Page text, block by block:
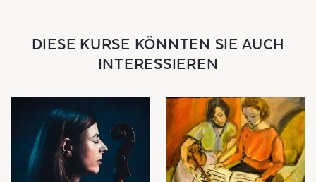
DIESE KURSE KÖNNTEN SIE AUCH
INTERESSIEREN